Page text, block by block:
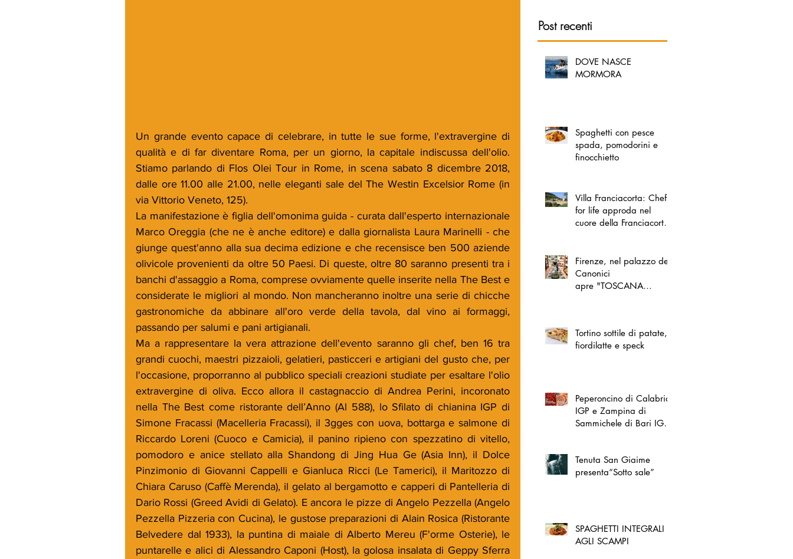
Un grande evento capace di celebrare, in tutte le sue forme, l'extravergine di
qualità e di far diventare Roma, per un giorno, la capitale indiscussa dell'olio.
Stiamo parlando di Flos Olei Tour in Rome, in scena sabato 8 dicembre 2018,
dalle ore 11.00 alle 21.00, nelle eleganti sale del The Westin Excelsior Rome (in
via Vittorio Veneto, 125).
La manifestazione è figlia dell'omonima guida - curata dall'esperto internazionale
Marco Oreggia (che ne è anche editore) e dalla giornalista Laura Marinelli - che
giunge quest'anno alla sua decima edizione e che recensisce ben 500 aziende
olivicole provenienti da oltre 50 Paesi. Di queste, oltre 80 saranno presenti tra i
banchi d'assaggio a Roma, comprese ovviamente quelle inserite nella The Best e
considerate le migliori al mondo. Non mancheranno inoltre una serie di chicche
gastronomiche da abbinare all'oro verde della tavola, dal vino ai formaggi,
passando per salumi e pani artigianali.
Ma a rappresentare la vera attrazione dell'evento saranno gli chef, ben 16 tra
grandi cuochi, maestri pizzaioli, gelatieri, pasticceri e artigiani del gusto che, per
l'occasione, proporranno al pubblico speciali creazioni studiate per esaltare l'olio
extravergine di oliva. Ecco allora il castagnaccio di Andrea Perini, incoronato
nella The Best come ristorante dell’Anno (Al 588), lo Sfilato di chianina IGP di
Simone Fracassi (Macelleria Fracassi), il 3gges con uova, bottarga e salmone di
Riccardo Loreni (Cuoco e Camicia), il panino ripieno con spezzatino di vitello,
pomodoro e anice stellato alla Shandong di Jing Hua Ge (Asia Inn), il Dolce
Pinzimonio di Giovanni Cappelli e Gianluca Ricci (Le Tamerici), il Maritozzo di
Chiara Caruso (Caffè Merenda), il gelato al bergamotto e capperi di Pantelleria di
Dario Rossi (Greed Avidi di Gelato). E ancora le pizze di Angelo Pezzella (Angelo
Pezzella Pizzeria con Cucina), le gustose preparazioni di Alain Rosica (Ristorante
Belvedere dal 1933), la puntina di maiale di Alberto Mereu (F'orme Osterie), le
puntarelle e alici di Alessandro Caponi (Host), la golosa insalata di Geppy Sferra
Post recenti
DOVE NASCE
MORMORA
Spaghetti con pesce
spada, pomodorini e
finocchietto
Villa Franciacorta: Chefs
for life approda nel
cuore della Franciacorta,
Firenze, nel palazzo dei
Canonici
apre "TOSCANA
Tortino sottile di patate,
fiordilatte e speck
Peperoncino di Calabria
IGP e Zampina di
Sammichele di Bari IGP
Tenuta San Giaime
presenta“Sotto sale”
SPAGHETTI INTEGRALI
AGLI SCAMPI